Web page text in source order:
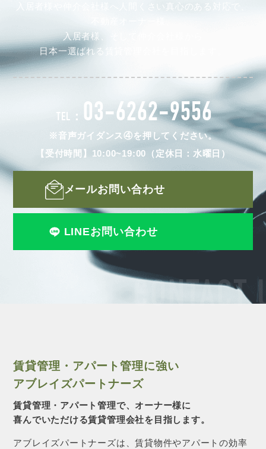
CONTACT
入居者様や仲介会社様へ人間くさい真心のある対応で、
入居者様、そして仲介会社様から
日本一選ばれる賃貸管理会社を目指します。
TEL： 03-6262-9556
※音声ガイダンス④を押してください。
【受付時間】10:00~19:00（定休日：水曜日）
メールお問い合わせ
LINEお問い合わせ
賃貸管理・アパート管理に強い
アブレイズパートナーズ
賃貸管理・アパート管理で、オーナー様に
喜んでいただける賃貸管理会社を目指します。
アブレイズパートナーズは、賃貸物件やアパートの効率